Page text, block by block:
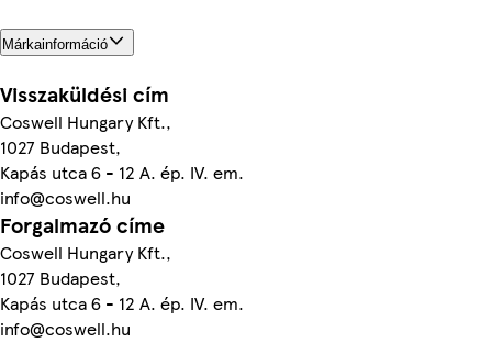
Márkainformáció
Visszaküldési cím
Coswell Hungary Kft.,
1027 Budapest,
Kapás utca 6 - 12 A. ép. IV. em.
info@coswell.hu
Forgalmazó címe
Coswell Hungary Kft.,
1027 Budapest,
Kapás utca 6 - 12 A. ép. IV. em.
info@coswell.hu